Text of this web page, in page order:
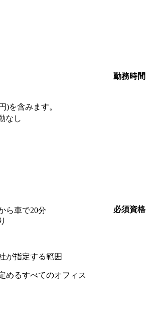
)を含みます。
なし
ら車で20分
が指定する範囲
めるすべてのオフィス
勤務時間
必須資格